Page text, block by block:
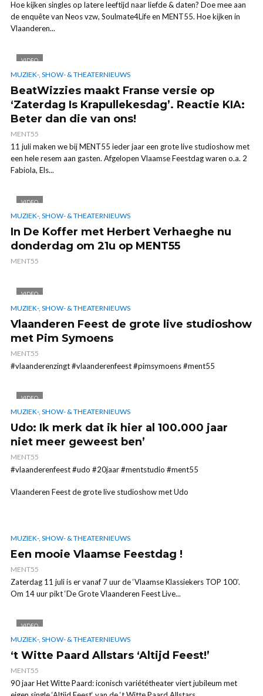
Hoe kijken singles op latere leeftijd naar liefde & daten? Doe mee aan
de enquête van Neos vzw, Soulmate4Life en MENT55. Hoe kijken in
Vlaanderen...
VIDEO
MUZIEK-, SHOW- & THEATERNIEUWS
BeatWizzies maakt Franse versie op
‘Zaterdag Is Krapullekesdag’. Reactie KIA:
Beter dan die van ons!
MENT55
11 juli maken we bij MENT55 ieder jaar een grote live studioshow met
een hele resem aan gasten. Afgelopen Vlaamse Feestdag waren o.a. 2
Fabiola, Els...
VIDEO
MUZIEK-, SHOW- & THEATERNIEUWS
In De Koffer met Herbert Verhaeghe nu
donderdag om 21u op MENT55
MENT55
VIDEO
MUZIEK-, SHOW- & THEATERNIEUWS
Vlaanderen Feest de grote live studioshow
met Pim Symoens
MENT55
#vlaanderenzingt #vlaanderenfeest #pimsymoens #ment55
VIDEO
MUZIEK-, SHOW- & THEATERNIEUWS
Udo: Ik merk dat ik hier al 100.000 jaar
niet meer geweest ben’
MENT55
#vlaanderenfeest #udo #20jaar #mentstudio #ment55
Vlaanderen Feest de grote live studioshow met Udo
MUZIEK-, SHOW- & THEATERNIEUWS
Een mooie Vlaamse Feestdag !
MENT55
Zaterdag 11 juli is er vanaf 7 uur de ‘Vlaamse Klassiekers TOP 100’.
Om 14 uur pikt ‘De Grote Vlaanderen Feest Live...
VIDEO
MUZIEK-, SHOW- & THEATERNIEUWS
‘t Witte Paard Allstars ‘Altijd Feest!’
MENT55
90 jaar Het Witte Paard: iconisch variététheater viert jubileum met